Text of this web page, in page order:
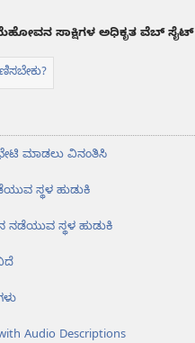
ಸಾಕ್ಷಿಗಳ ಅಧಿಕೃತ ವೆಬ್ ಸೈಟ್
ಮಾಡಲು ವಿನಂತಿಸಿ
ಸ್ಥಳ ಹುಡುಕಿ
ನಡೆಯುವ ಸ್ಥಳ ಹುಡುಕಿ
Audio Descriptions